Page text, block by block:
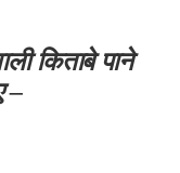
किताबे पाने
–